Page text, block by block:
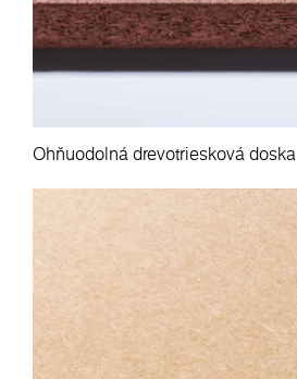
Ohňuodolná drevotriesková doska